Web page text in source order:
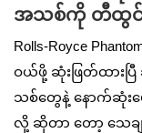
Image
အသစ်ကို တီထွင်
Rolls-Royce
ဝယ်ဖို့ ဆုံးဖြတ်ထားပ
သစ်တွေနဲ့ နောက်ဆုံးပ
လို့ ဆိုတာ တော့ သေခ